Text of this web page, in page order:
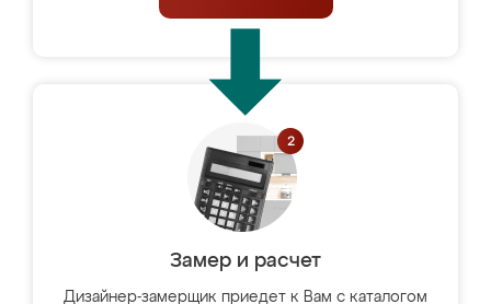
Замер и расчет
Дизайнер-замерщик приедет к Вам с каталогом